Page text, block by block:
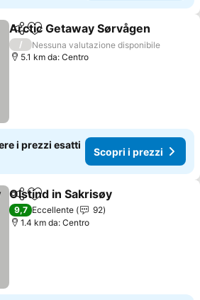
CondividiAggiungi ai preferiti
Arctic Getaway Sørvågen
/
Nessuna valutazione disponibile
5.1 km da: Centro
i prezzi esatti
Scopri i prezzi
CondividiAggiungi ai preferiti
Olstind in Sakrisøy
9,7 Eccellente
92
1.4 km da: Centro